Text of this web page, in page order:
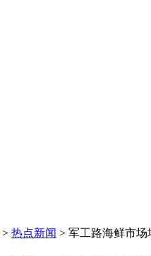
> 热点新闻 > 军工路海鲜市